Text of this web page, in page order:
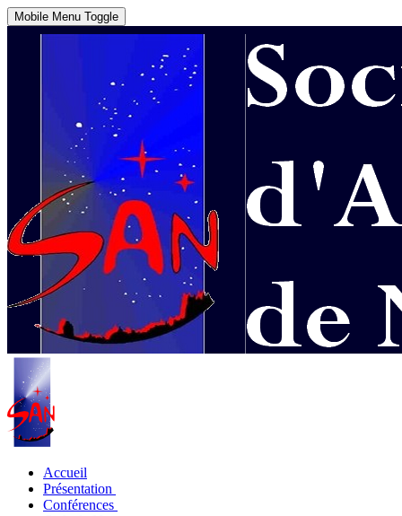
Mobile Menu Toggle
Accueil
Présentation
Conférences